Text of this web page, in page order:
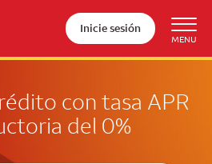
Inicie sesión
con tasa APR
del 0%